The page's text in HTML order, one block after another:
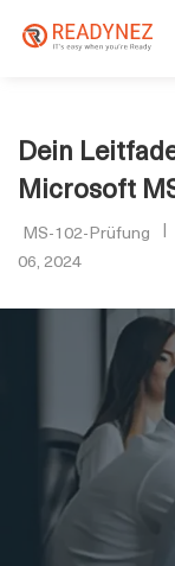
Dein
Microsoft
MS-102-Prüfung
06, 2024